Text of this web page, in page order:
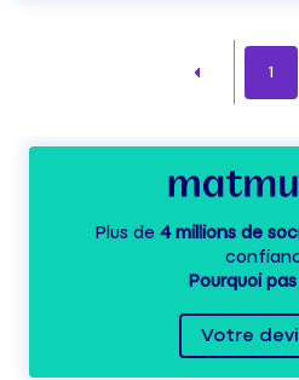
1
Plus de 4 millions de
Pourquoi
Votre